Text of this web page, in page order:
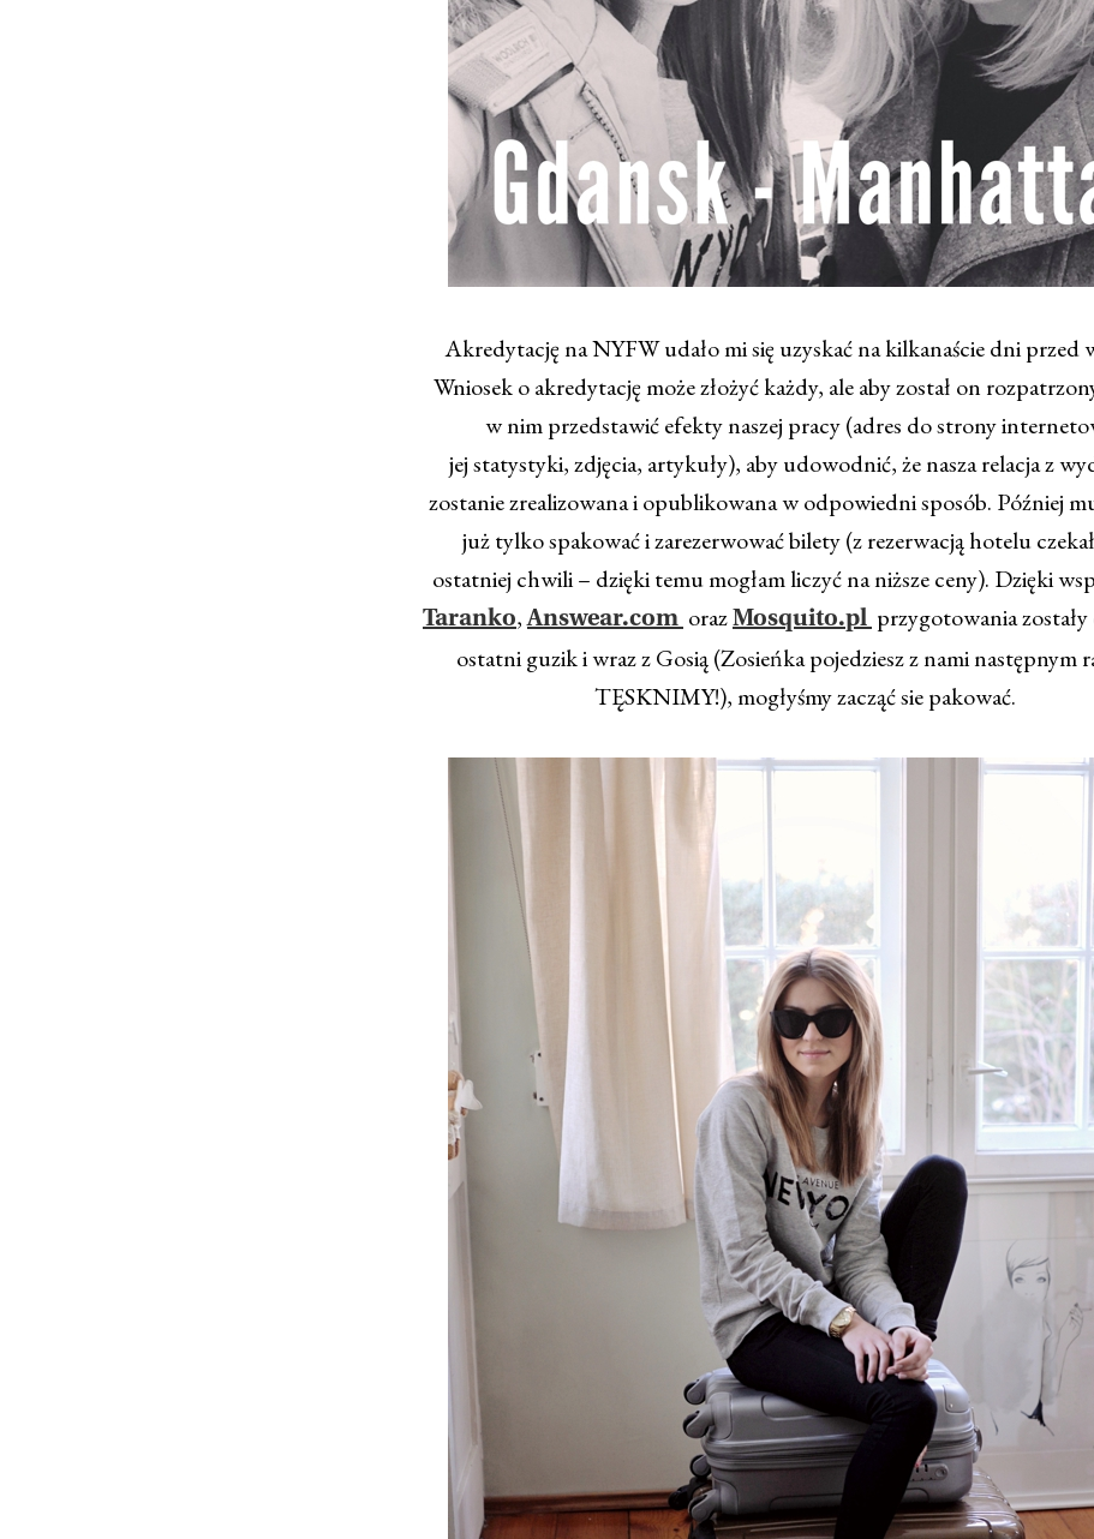
Akredytację na NYFW udało mi się uzyskać na kilkanaście dni przed
Wniosek o akredytację może złożyć każdy, ale aby został on
w nim przedstawić efekty naszej pracy (adres do strony
jej statystyki, zdjęcia, artykuły), aby udowodnić, że nasza relacja z
zostanie zrealizowana i opublikowana w odpowiedni sposób. Później
już tylko spakować i zarezerwować bilety (z rezerwacją hotelu
ostatniej chwili – dzięki temu mogłam liczyć na niższe ceny). Dzięki
Taranko,Answear.com oraz Mosquito.pl przygotowania
ostatni guzik i wraz z Gosią (Zosieńka pojedziesz z nami następnym
TĘSKNIMY!), mogłyśmy zacząć sie pakować.